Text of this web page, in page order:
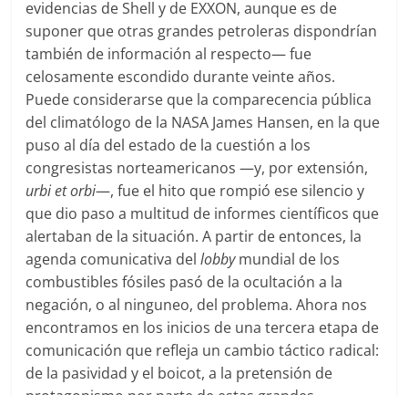
evidencias de Shell y de EXXON, aunque es de
suponer que otras grandes petroleras dispondrían
también de información al respecto— fue
celosamente escondido durante veinte años.
Puede considerarse que la comparecencia pública
del climatólogo de la NASA James Hansen, en la que
puso al día del estado de la cuestión a los
congresistas norteamericanos —y, por extensión,
urbi et orbi—, fue el hito que rompió ese silencio y
que dio paso a multitud de informes científicos que
alertaban de la situación. A partir de entonces, la
agenda comunicativa dellobbymundial de los
combustibles fósiles pasó de la ocultación a la
negación, o al ninguneo, del problema. Ahora nos
encontramos en los inicios de una tercera etapa de
comunicación que refleja un cambio táctico radical:
de la pasividad y el boicot, a la pretensión de